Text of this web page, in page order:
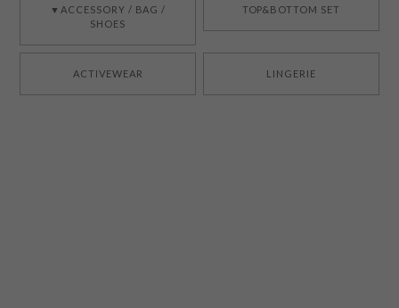
▼ACCESSORY / BAG /
SHOES
TOP&BOTTOM SET
ACTIVEWEAR LINGERIE